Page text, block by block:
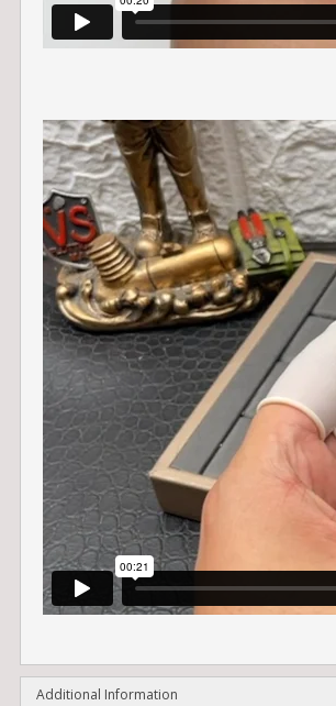
Additional Information